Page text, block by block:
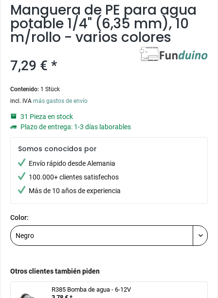
Manguera de PE para agua
potable 1/4" (6,35 mm), 10
m/rollo - varios colores
7,29 € *
Contenido: 1 Stück
incl. IVA más gastos de envío
31 Pieza en stock
Plazo de entrega: 1-3 días laborables
Somos conocidos por
Envío rápido desde Alemania
100.000+ clientes satisfechos
Más de 10 años de experiencia
Color:
Otros clientes también piden
R385 Bomba de agua - 6-12V